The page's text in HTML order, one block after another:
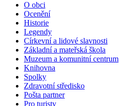
O obci
Ocenění
Historie
Legendy
Církevní a lidové slavnosti
Základní a mateřská škola
Muzeum a komunitní centrum
Knihovna
Spolky
Zdravotní středisko
Pošta partner
Pro turisty